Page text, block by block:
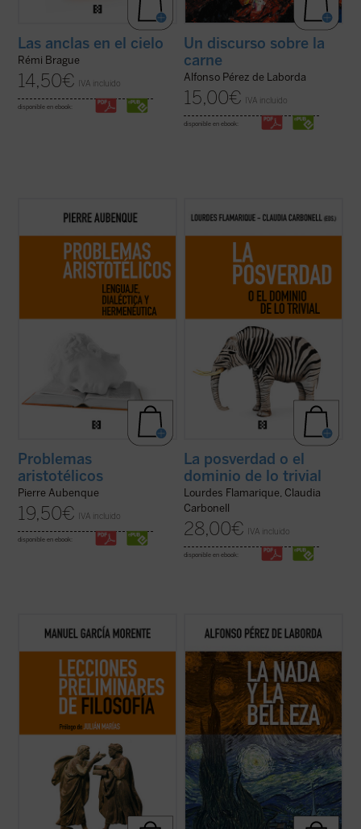
Las anclas en el cielo
Rémi Brague
14,50€ IVA incluido
disponible en ebook:
Un discurso sobre la
carne
Alfonso Pérez de Laborda
15,00€ IVA incluido
disponible en ebook:
El apasionante recorrido en el que nos
embarca Aubenque supone una búsqueda
sucesivamente emprendidas y
descartadas en nuestra tradición, permiten
reconocer —tal vez hoy mejor que en otro
Problemas
aristotélicos
Pierre Aubenque
19,50€ IVA incluido
disponible en ebook:
recursos para diferenciar verdad y
textos de este libro. Recrean una
conversación con planteamientos diversos
tanto de la tradición filosófica, como de las
La posverdad o el
dominio de lo trivial
Lourdes Flamarique, Claudia
Carbonell
28,00€ IVA incluido
disponible en ebook:
Los lectores y estudiosos de estas
lecciones cuentan con un recorrido que los
humanidad ha llegado hasta aquí. Nacidas
de un curso impartido por el autor en 1937
en la universidad argentina de ...(ver ficha)
Puede decirse que la nada existe; pero no
que haya la nada. La diferencia entre la
belleza de las que se trata en este libro es
que de estas no se puede decir que existen,
sino que las hay. Verdad, bondad, y ...(ver